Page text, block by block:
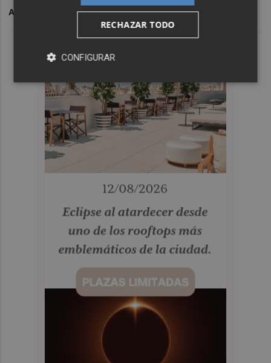
ARCHIVADO EN CD CASTELLON
RECHAZAR TODO
CONFIGURAR